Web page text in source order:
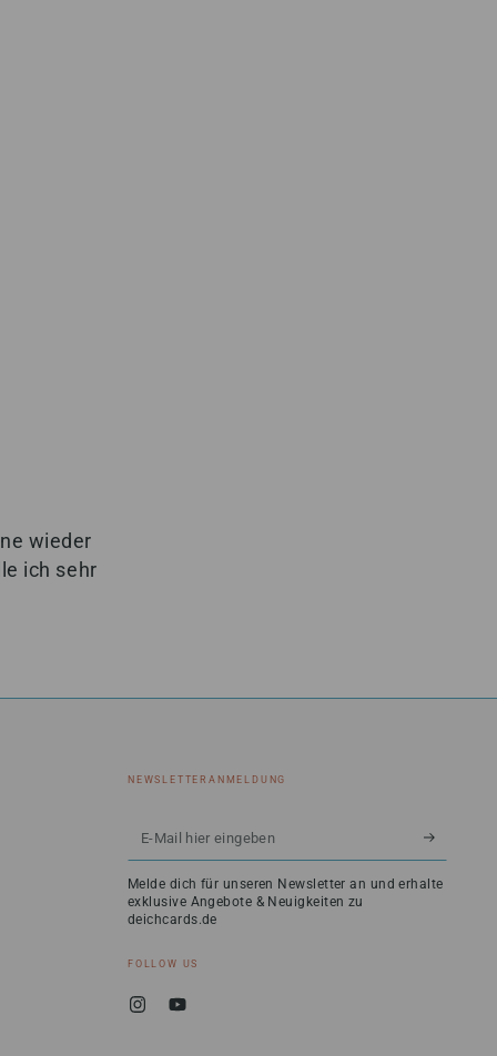
wieder
ich sehr
NEWSLETTERANMELDUNG
E-
Mail
hier
eingeben
Melde dich für unseren Newsletter an und erhalte
exklusive Angebote & Neuigkeiten zu
deichcards.de
FOLLOW US
InstagramYouTube